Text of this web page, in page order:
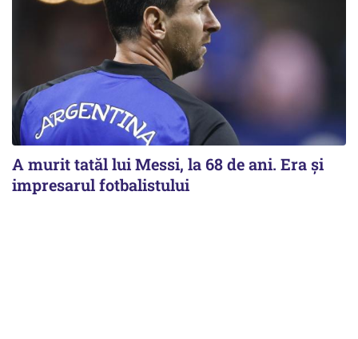
A murit tatăl lui Messi, la 68 de ani. Era și
impresarul fotbalistului